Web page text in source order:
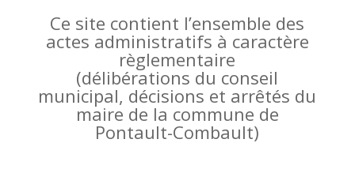
Ce site contient l’ensemble des
actes administratifs à caractère
règlementaire
(délibérations du conseil
municipal, décisions et arrêtés du
maire de la commune de
Pontault-Combault)